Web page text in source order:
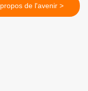
A propos de l'avenir >